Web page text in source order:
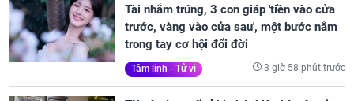
Tài nhắm trúng, 3 con giáp 'tiền vào cửa
trước, vàng vào cửa sau', một bước nắm
trong tay cơ hội đổi đời
Tâm linh - Tử vi 3 giờ 58 phút trước